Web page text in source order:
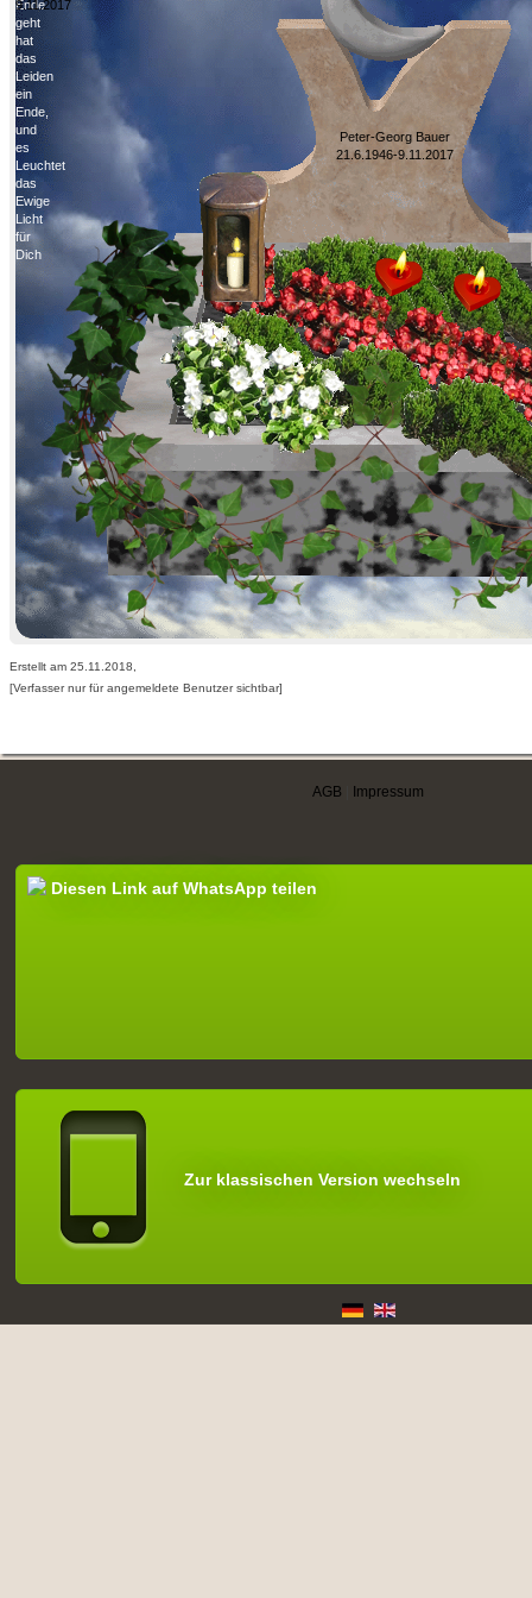
Ende
geht
hat
das
Leiden
ein
Ende,
und
es
Leuchtet
das
Ewige
Licht
für
Dich
9.11.2017
Peter-Georg Bauer
21.6.1946-9.11.2017
Erstellt am 25.11.2018,
[Verfasser nur für angemeldete Benutzer sichtbar]
AGB Impressum
Diesen Link auf WhatsApp teilen
Zur klassischen Version wechseln